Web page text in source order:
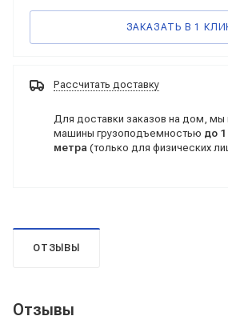
ЗАКАЗАТЬ В 1
Рассчитать доставку
Для доставки заказов на дом, мы
машины грузоподъемностью до
метра (только для физических
ОТЗЫВЫ
Отзывы